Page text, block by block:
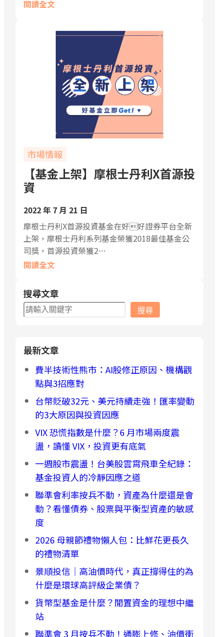
閱讀全文
市場情報
【基金上架】摩根士丹利X首源投
資
2022 年 7 月 21 日
摩根士丹利X首源投資基金在好好證券平台全新
上架，摩根士丹利系列基金榮獲2018最佳基金公
司獎，首源投資榮獲2…
閱讀全文
搜尋文章
搜
尋
搜尋
最新文章
費半技術性熊市：AI股修正原因、機構觀
點與3招應對
台幣貶破32元、美元持續走強！匯率變動
的3大原因與投資因應
VIX 恐慌指數是什麼？6 月市場兩度震
盪，讀懂 VIX，投資更有底氣
一週股市震盪！台美股雲霄飛車全紀錄：
基金投資人的冷靜因應之道
聯準會利率按兵不動，資產為什麼還是會
動？看懂債券、股票與平衡型資產的敏感
度
2026 母親節禮物懶人包：比鮮花更長久
的禮物清單
景順投信｜高油價時代，真正撐得住的為
什麼是環球高評級企業債？
貨幣型基金是什麼？閒置資金的理想中繼
站
聯準會 3 月按兵不動！通膨上修、油價衝